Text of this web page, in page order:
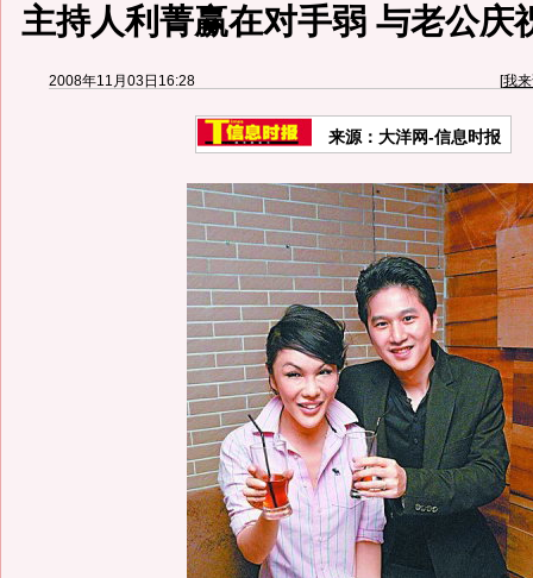
主持人利菁赢在对手弱 与老公庆
2008年11月03日16:28 [我
来源：大洋网-信息时报